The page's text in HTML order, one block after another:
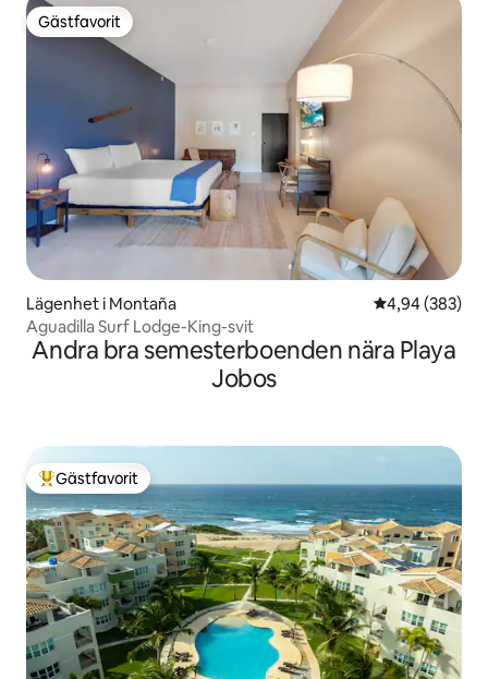
Gästfavorit
Gästfavorit
Lägenhet i Montaña 4,94 av 5 i
4,94 (383)
Aguadilla Surf Lodge-King-svit
Andra bra semesterboenden nära Playa
Jobos
Populär gästfavorit
Gästfavorit